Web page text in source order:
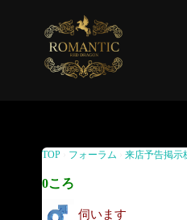
返信先: 来店予告掲
TOP フォーラム 来店予告掲示
0ころ
伺います